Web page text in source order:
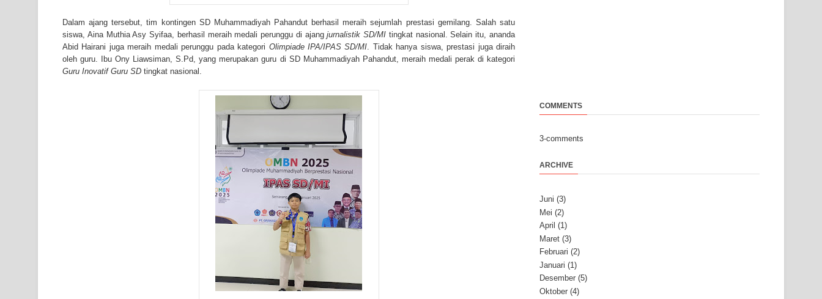
Dalam ajang tersebut, tim kontingen SD Muhammadiyah Pahandut berhasil meraih sejumlah prestasi gemilang. Salah satu
siswa, Aina Muthia Asy Syifaa, berhasil meraih medali perunggu di ajangjurnalistik SD/MI tingkat nasional. Selain itu, ananda
Abid Hairani juga meraih medali perunggu pada kategori Olimpiade IPA/IPAS SD/MI. Tidak hanya siswa, prestasi juga diraih
oleh guru. Ibu Ony Liawsiman, S.Pd, yang merupakan guru di SD Muhammadiyah Pahandut, meraih medali perak di kategori
Guru Inovatif Guru SD tingkat nasional.
COMMENTS
3-comments
ARCHIVE
Juni (3)
Mei (2)
April (1)
Maret (3)
Februari (2)
Januari (1)
Desember (5)
Oktober (4)